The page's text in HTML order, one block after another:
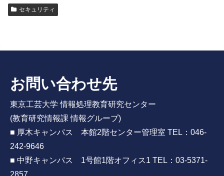
セキュリティ
お問い合わせ先
東京工芸大学 情報処理教育研究センター
(教育研究情報課 情報グループ)
■ 厚木キャンパス 本館2階センター管理室 TEL：046-
242-9646
■ 中野キャンパス 1号館1階オフィス1 TEL：03-5371-
2857